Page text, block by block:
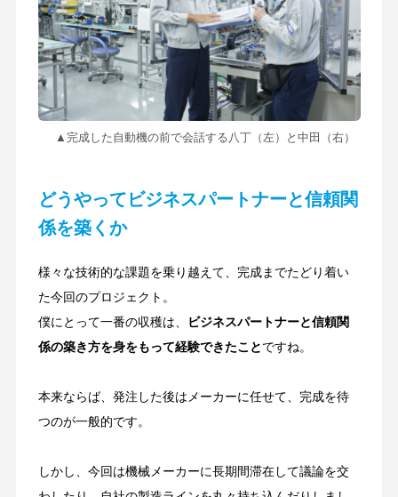
▲完成した自動機の前で会話する八丁（左）と中田（右）
どうやってビジネスパートナーと信頼関
係を築くか
様々な技術的な課題を乗り越えて、完成までたどり着い
た今回のプロジェクト。
僕にとって一番の収穫は、
ビジネスパートナーと信頼関
係の築き方を身をもって経験できたことですね。
本来ならば、発注した後はメーカーに任せて、完成を待
つのが一般的です。
しかし、今回は機械メーカーに長期間滞在して議論を交